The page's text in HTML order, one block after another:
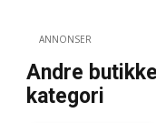
ANNONSER
Andre
kategori